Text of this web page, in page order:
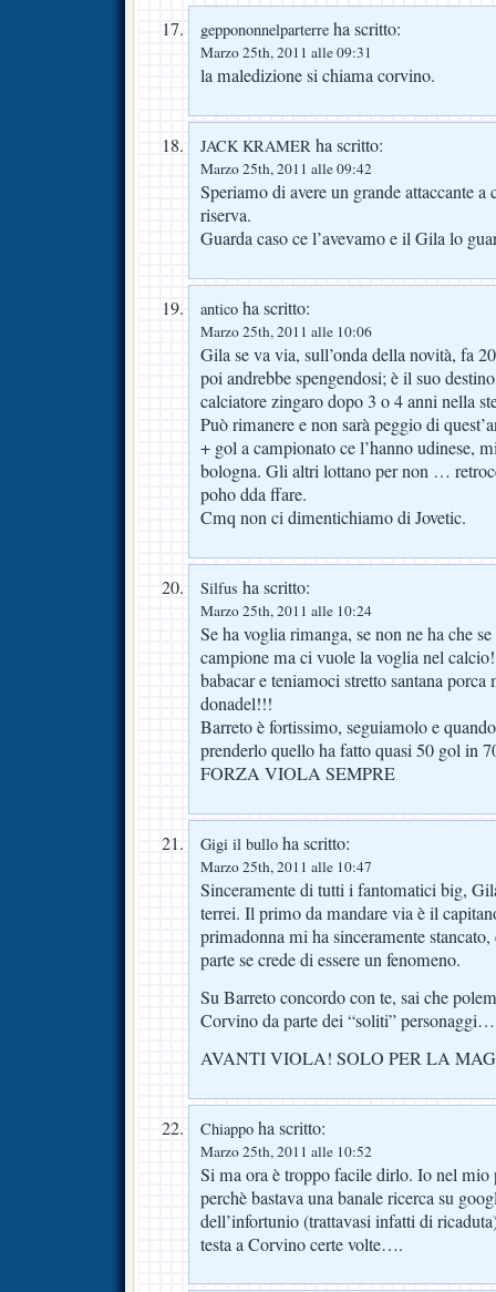
geppononnelparterre ha scritto:
Marzo 25th, 2011 alle 09:31
la maledizione si chiama corvino.
JACK KRAMER ha scritto:
Marzo 25th, 2011 alle 09:42
Speriamo di avere un grande attaccante
riserva.
Guarda caso ce l’avevamo e il Gila lo
antico ha scritto:
Marzo 25th, 2011 alle 10:06
Gila se va via, sull’onda della novità, fa
poi andrebbe spengendosi; è il suo
calciatore zingaro dopo 3 o 4 anni nella
Può rimanere e non sarà peggio di
+ gol a campionato ce l’hanno udinese,
bologna. Gli altri lottano per non …
poho dda ffare.
Cmq non ci dimentichiamo di Jovetic.
Silfus ha scritto:
Marzo 25th, 2011 alle 10:24
Se ha voglia rimanga, se non ne ha che
campione ma ci vuole la voglia nel
babacar e teniamoci stretto santana
donadel!!!
Barreto è fortissimo, seguiamolo e
prenderlo quello ha fatto quasi 50 gol in
FORZA VIOLA SEMPRE
Gigi il bullo ha scritto:
Marzo 25th, 2011 alle 10:47
Sinceramente di tutti i fantomatici big,
terrei. Il primo da mandare via è il
primadonna mi ha sinceramente stancato,
parte se crede di essere un fenomeno.
Su Barreto concordo con te, sai che
Corvino da parte dei “soliti”
AVANTI VIOLA! SOLO PER LA
Chiappo ha scritto:
Marzo 25th, 2011 alle 10:52
Si ma ora è troppo facile dirlo. Io nel
perchè bastava una banale ricerca su
dell’infortunio (trattavasi infatti di
testa a Corvino certe volte….